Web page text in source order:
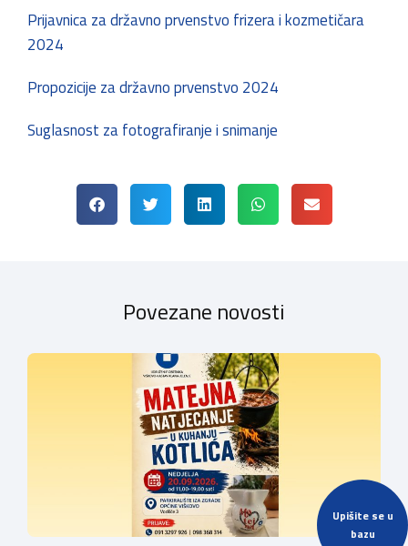
Upišite se u
bazu
Prijavnica za državno prvenstvo frizera i kozmetičara
2024
Propozicije za državno prvenstvo 2024
Suglasnost za fotografiranje i snimanje
Povezane novosti